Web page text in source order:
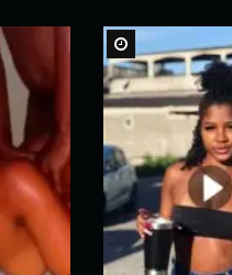
Watch Later